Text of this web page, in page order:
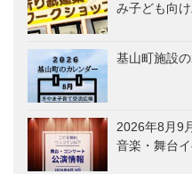
み子ども向
基山町施設
2026年8月9
音楽・舞台